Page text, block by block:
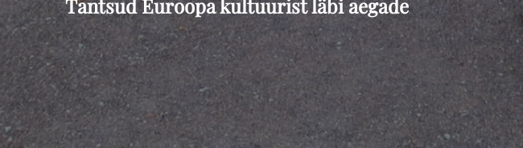
Tantsud Euroopa kultuurist läbi aegade